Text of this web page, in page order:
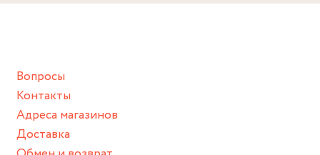
Снимайте ваше украшение перед купанием (и в море, и в
спортивный инвентарь).
Храните изделие в сухом месте.
Для надежного хранения мы доставляем все изделия в
нашей фирменной коробке или упаковке бренда.
Вопросы
Контакты
Адреса магазинов
Доставка